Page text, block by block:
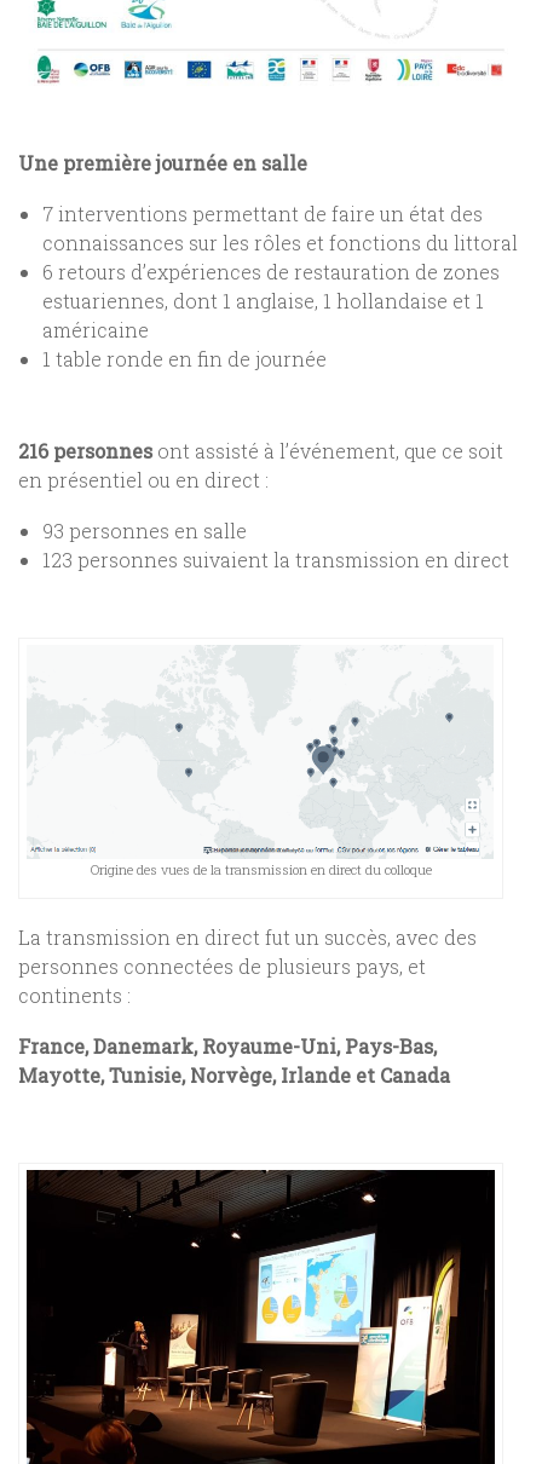
Une première journée en salle
7 interventions permettant de faire un état des
connaissances sur les rôles et fonctions du littoral
6 retours d’expériences de restauration de zones
estuariennes, dont 1 anglaise, 1 hollandaise et 1
américaine
1 table ronde en fin de journée
216 personnes ont assisté à l’événement, que ce soit
en présentiel ou en direct :
93 personnes en salle
123 personnes suivaient la transmission en direct
Origine des vues de la transmission en direct du colloque
La transmission en direct fut un succès, avec des
personnes connectées de plusieurs pays, et
continents :
France, Danemark, Royaume-Uni, Pays-Bas,
Mayotte, Tunisie, Norvège, Irlande et Canada